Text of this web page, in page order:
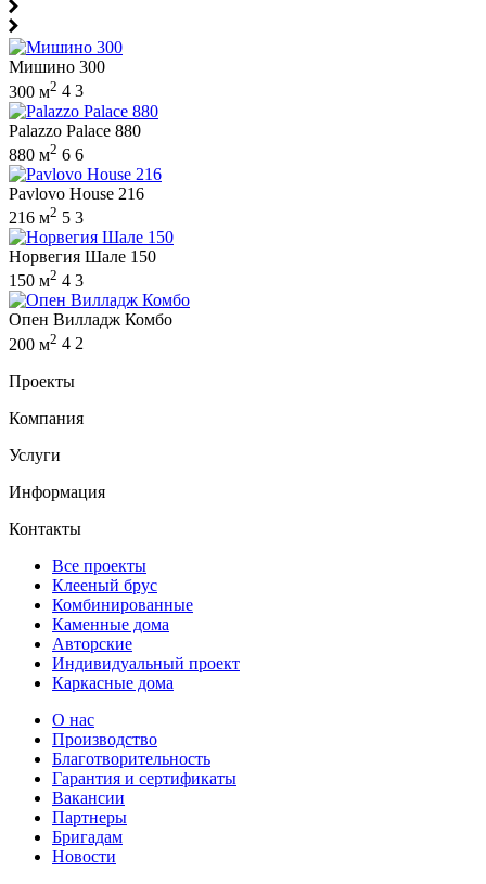
Мишино 300
300 м2 4 3
Palazzo Palace 880
880 м2 6 6
Pavlovo House 216
216 м2 5 3
Норвегия Шале 150
150 м2 4 3
Опен Вилладж Комбо
200 м2 4 2
Проекты
Компания
Услуги
Информация
Контакты
Все проекты
Клееный брус
Комбинированные
Каменные дома
Авторские
Индивидуальный проект
Каркасные дома
О нас
Производство
Благотворительность
Гарантия и сертификаты
Вакансии
Партнеры
Бригадам
Новости